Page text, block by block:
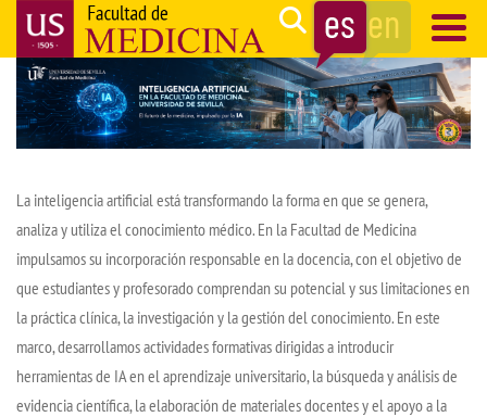
Pasar
contenido
principal
Search
Navegación
principal
La inteligencia artificial está transformando la forma en que se genera,
analiza y utiliza el conocimiento médico. En la Facultad de Medicina
impulsamos su incorporación responsable en la docencia, con el objetivo de
que estudiantes y profesorado comprendan su potencial y sus limitaciones en
la práctica clínica, la investigación y la gestión del conocimiento. En este
marco, desarrollamos actividades formativas dirigidas a introducir
herramientas de IA en el aprendizaje universitario, la búsqueda y análisis de
evidencia científica, la elaboración de materiales docentes y el apoyo a la